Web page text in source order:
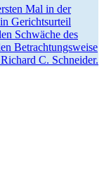
Mal in der
Gerichts­urteil
Schwäche des
Betrach­tungs­weise
C. Schneider.